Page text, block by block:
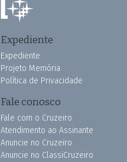
Expediente
Expediente
Projeto Memória
Política de Privacidade
Fale conosco
Fale com o Cruzeiro
Atendimento ao Assinante
Anuncie no Cruzeiro
Anuncie no ClassiCruzeiro